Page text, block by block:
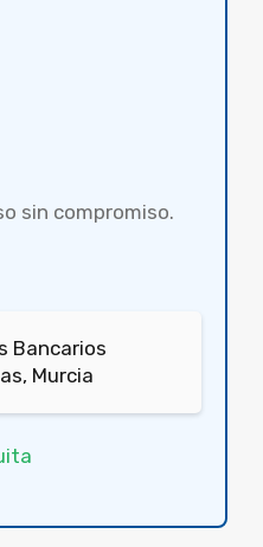
sin compromiso.
Bancarios
Murcia